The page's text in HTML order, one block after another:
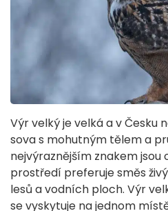
Výr velký je velká a v Česku
sova s mohutným tělem a
nejvýraznějším znakem jsou
prostředí preferuje směs
lesů a vodních ploch. Výr
se vyskytuje na jednom